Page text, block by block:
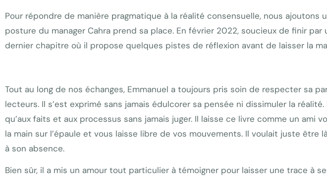
Pour répondre de manière pragmatique à la réalité consensuelle, nous
posture du manager Cahra prend sa place. En février 2022, soucieux de finir par
dernier chapitre où il propose quelques pistes de réflexion avant de laisser la
Tout au long de nos échanges, Emmanuel a toujours pris soin de respecter sa
lecteurs. Il s’est exprimé sans jamais édulcorer sa pensée ni dissimuler la
qu’aux faits et aux processus sans jamais juger. Il laisse ce livre comme un ami
la main sur l’épaule et vous laisse libre de vos mouvements. Il voulait juste être
à son absence.
Bien sûr, il a mis un amour tout particulier à témoigner pour laisser une trace à